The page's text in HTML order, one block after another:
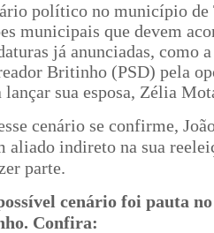
político no município de
municipais que devem
já anunciadas, como
Britinho (PSD) pela
lançar sua esposa, Zélia
cenário se confirme,
aliado indireto na sua
parte.
cenário foi pauta
Confira: